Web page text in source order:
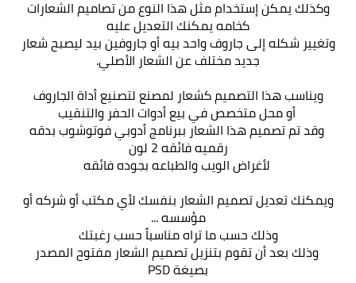
وكذلك يمكن إستخدام مثل هذا النوع من تصاميم الشعارات
كخامه يمكنك التعديل عليه
وتغيير شكله إلى جاروف واحد بيه أو جاروفين بيد ليصبح شعار
جديد مختلف عن الشعار الأصلي.
ويناسب هذا التصميم كشعار لمصنع لتصنيع أداة الجاروف
أو محل متخصص في بيع أدوات الحفر والتنقيب
وقد تم تصميم هذا الشعار ببرنامج أدوبي فوتوشوب بدقه
رقميه فائقه 2 لون
لأغراض الويب والطباعه بجوده فائقه
ويمكنك تعديل تصميم الشعار بنفسك لأي مكتب أو شركه أو
مؤسسه ...
وذلك حسب ما تراه مناسباً حسب رغبتك
وذلك بعد أن تقوم بتنزيل تصميم الشعار مفتوح المصدر
بصيغة PSD